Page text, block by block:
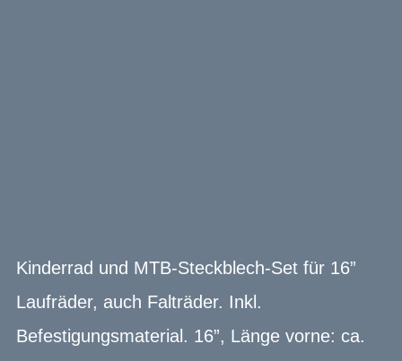
Kinderrad und MTB-Steckblech-Set für 16”
Laufräder, auch Falträder. Inkl.
Befestigungsmaterial. 16”, Länge vorne: ca.